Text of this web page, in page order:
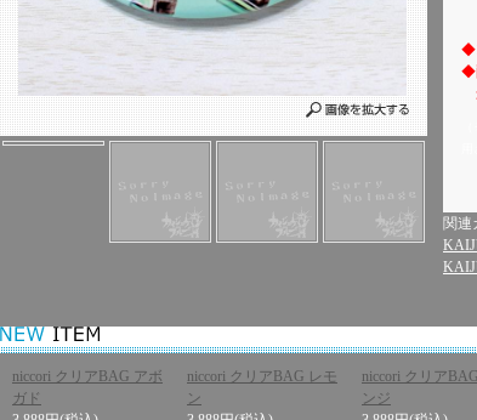
◆
関連
niccori クリアBAG アボ
ガド
niccori クリアBAG レモ
ン
niccori クリア
ンジ